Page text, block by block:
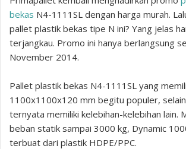
bekas N4-1111SL dengan harga murah.
pallet plastik bekas tipe N ini? Yang jelas
terjangkau. Promo ini hanya berlangsung
November 2014.
Pallet plastik bekas N4-1111SL yang
1100x1100x120 mm begitu populer,
ternyata memiliki kelebihan-kelebihan lain.
beban statik sampai 3000 kg, Dynamic
terbuat dari plastik HDPE/PPC.